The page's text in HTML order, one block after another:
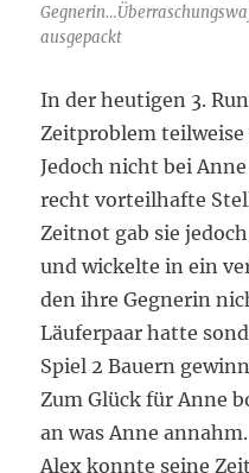
ausgepackt
In der heutigen 3.
Zeitproblem
Jedoch nicht bei
recht vorteilhafte
Zeitnot gab sie
und wickelte in ein
den ihre Gegnerin
Läuferpaar hatte
Spiel 2 Bauern
Zum Glück für Anne
an was Anne annahm.
Alex konnte seine